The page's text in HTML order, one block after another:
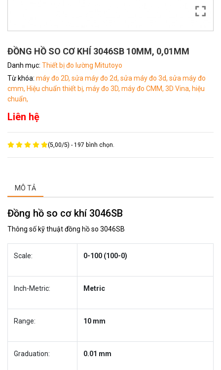
ĐỒNG HỒ SO CƠ KHÍ 3046SB 10MM, 0,01MM
Danh mục: Thiết bị đo lường Mitutoyo
Từ khóa: máy đo 2D, sửa máy đo 2d, sửa máy đo 3d, sửa máy đo
cmm, Hiệu chuẩn thiết bị, máy đo 3D, máy đo CMM, 3D Vina, hiệu
chuẩn,
Liên hệ
(5,00/5) -197 bình chọn.
MÔ TẢ
Đồng hồ so cơ khí 3046SB
Thông số kỹ thuật đồng hồ so 3046SB
Scale: 0-100 (100-0)
Inch-Metric: Metric
Range: 10 mm
Graduation: 0.01 mm